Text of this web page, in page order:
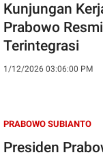
Kunjungan
Prabowo
Terintegrasi
1/12/2026 03:06:00 PM
PRABOWO SUBIANTO
Presiden